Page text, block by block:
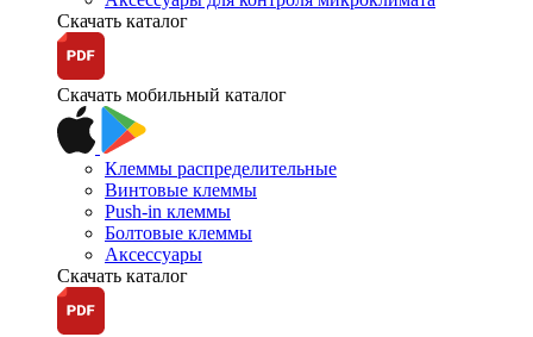
Скачать каталог
Скачать мобильный каталог
Клеммы распределительные
Винтовые клеммы
Push-in клеммы
Болтовые клеммы
Аксессуары
Скачать каталог